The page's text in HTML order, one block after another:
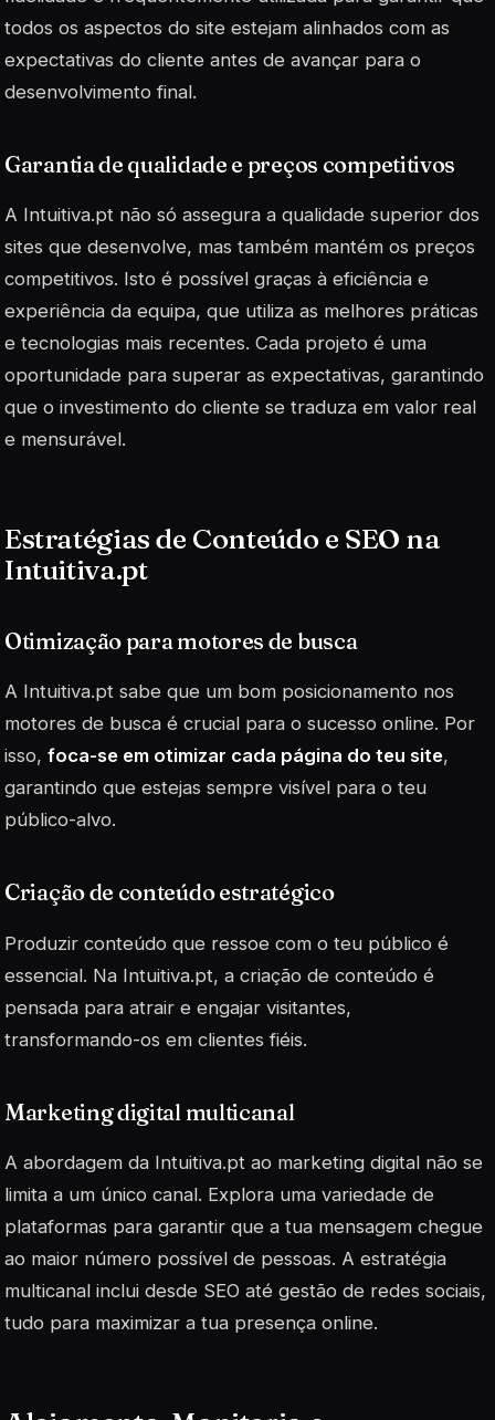
todos os aspectos do site estejam alinhados com as
expectativas do cliente antes de avançar para o
desenvolvimento final.
Garantia de qualidade e preços competitivos
A Intuitiva.pt não só assegura a qualidade superior dos
sites que desenvolve, mas também mantém os preços
competitivos. Isto é possível graças à eficiência e
experiência da equipa, que utiliza as melhores práticas
e tecnologias mais recentes. Cada projeto é uma
oportunidade para superar as expectativas, garantindo
que o investimento do cliente se traduza em valor real
e mensurável.
Estratégias de Conteúdo e SEO na
Intuitiva.pt
Otimização para motores de busca
A Intuitiva.pt sabe que um bom posicionamento nos
motores de busca é crucial para o sucesso online. Por
isso, foca-se em otimizar cada página do teu site,
garantindo que estejas sempre visível para o teu
público-alvo.
Criação de conteúdo estratégico
Produzir conteúdo que ressoe com o teu público é
essencial. Na Intuitiva.pt, a criação de conteúdo é
pensada para atrair e engajar visitantes,
transformando-os em clientes fiéis.
Marketing digital multicanal
A abordagem da Intuitiva.pt ao marketing digital não se
limita a um único canal. Explora uma variedade de
plataformas para garantir que a tua mensagem chegue
ao maior número possível de pessoas. A estratégia
multicanal inclui desde SEO até gestão de redes sociais,
tudo para maximizar a tua presença online.